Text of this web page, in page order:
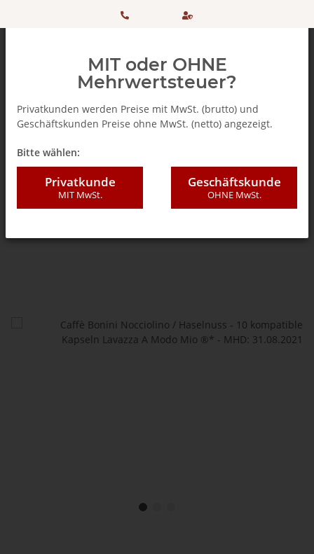
+ 49
506 98
einkaufen
SSL
MIT oder OHNE
Mehrwertsteuer?
Privatkunden werden Preise mit MwSt. (brutto) und
Geschäftskunden Preise ohne MwSt. (netto) angezeigt.
Bitte wählen:
Privatkunde
MIT MwSt.
Geschäftskunde
OHNE MwSt.